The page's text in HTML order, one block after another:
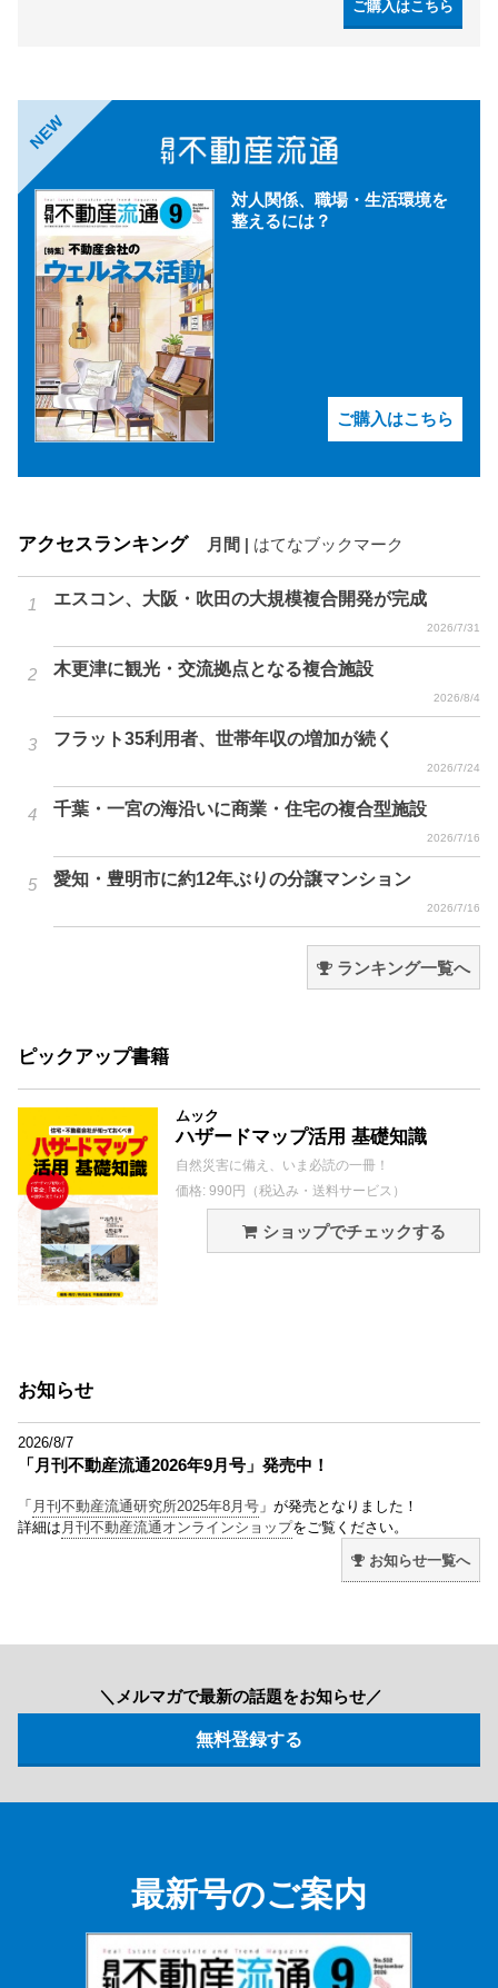
ご購入はこちら
NEW
対人関係、職場・生活環境を
整えるには？
ご購入はこちら
アクセスランキング 月間 はてなブックマーク
エスコン、大阪・吹田の大規模複合開発が完成
2026/7/31
木更津に観光・交流拠点となる複合施設
2026/8/4
フラット35利用者、世帯年収の増加が続く
2026/7/24
千葉・一宮の海沿いに商業・住宅の複合型施設
2026/7/16
愛知・豊明市に約12年ぶりの分譲マンション
2026/7/16
ランキング一覧へ
ピックアップ書籍
ムック
ハザードマップ活用 基礎知識
自然災害に備え、いま必読の一冊！
価格: 990円（税込み・送料サービス）
ショップでチェックする
お知らせ
2026/8/7
「月刊不動産流通2026年9月号」発売中！
「 月刊不動産流通研究所2025年8月号 」が発売となりました！
詳細は 月刊不動産流通オンラインショップをご覧ください。
お知らせ一覧へ
＼メルマガで最新の話題をお知らせ／
最新号のご案内